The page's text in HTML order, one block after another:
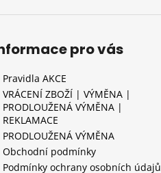
pro vás
Pravidla AKCE
VRÁCENÍ ZBOŽÍ | VÝMĚNA |
PRODLOUŽENÁ VÝMĚNA |
REKLAMACE
PRODLOUŽENÁ VÝMĚNA
Obchodní podmínky
Podmínky ochrany osobních údajů